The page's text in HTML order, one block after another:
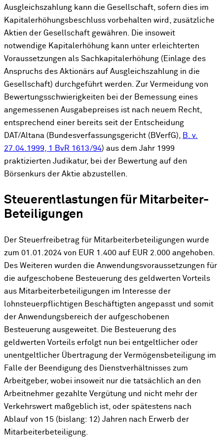
Ausgleichszahlung kann die Gesellschaft, sofern dies im
Kapitalerhöhungsbeschluss vorbehalten wird, zusätzliche
Aktien der Gesellschaft gewähren. Die insoweit
notwendige Kapitalerhöhung kann unter erleichterten
Voraussetzungen als Sachkapitalerhöhung (Einlage des
Anspruchs des Aktionärs auf Ausgleichszahlung in die
Gesellschaft) durchgeführt werden. Zur Vermeidung von
Bewertungsschwierigkeiten bei der Bemessung eines
angemessenen Ausgabepreises ist nach neuem Recht,
entsprechend einer bereits seit der Entscheidung
DAT/Altana (Bundesverfassungsgericht (BVerfG), B. v.
27.04.1999, 1 BvR 1613/94) aus dem Jahr 1999
praktizierten Judikatur, bei der Bewertung auf den
Börsenkurs der Aktie abzustellen.
Steuerentlastungen für Mitarbeiter-
Beteiligungen
Der Steuerfreibetrag für Mitarbeiterbeteiligungen wurde
zum 01.01.2024 von EUR 1.400 auf EUR 2.000 angehoben.
Des Weiteren wurden die Anwendungsvoraussetzungen für
die aufgeschobene Besteuerung des geldwerten Vorteils
aus Mitarbeiterbeteiligungen im Interesse der
lohnsteuerpflichtigen Beschäftigten angepasst und somit
der Anwendungsbereich der aufgeschobenen
Besteuerung ausgeweitet. Die Besteuerung des
geldwerten Vorteils erfolgt nun bei entgeltlicher oder
unentgeltlicher Übertragung der Vermögensbeteiligung im
Falle der Beendigung des Dienstverhältnisses zum
Arbeitgeber, wobei insoweit nur die tatsächlich an den
Arbeitnehmer gezahlte Vergütung und nicht mehr der
Verkehrswert maßgeblich ist, oder spätestens nach
Ablauf von 15 (bislang: 12) Jahren nach Erwerb der
Mitarbeiterbeteiligung.